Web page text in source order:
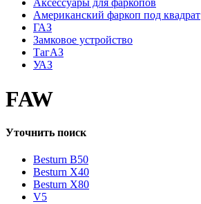
Аксессуары для фаркопов
Американский фаркоп под квадрат
ГАЗ
Замковое устройство
ТагАЗ
УАЗ
FAW
Уточнить поиск
Besturn B50
Besturn X40
Besturn X80
V5